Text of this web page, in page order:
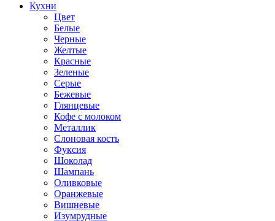
Кухни
Цвет
Белые
Черные
Желтые
Красные
Зеленые
Серые
Бежевые
Глянцевые
Кофе с молоком
Металлик
Слоновая кость
Фуксия
Шоколад
Шампань
Оливковые
Оранжевые
Вишневые
Изумрудные